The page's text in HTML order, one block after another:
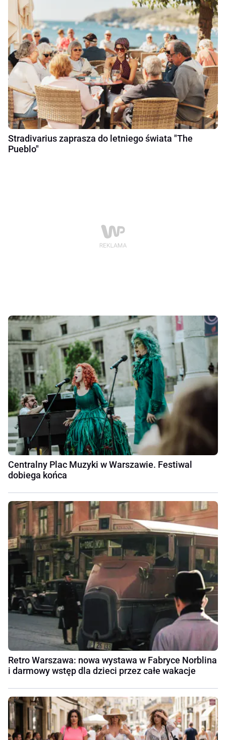
Stradivarius zaprasza do letniego świata "The
Pueblo"
Centralny Plac Muzyki w Warszawie. Festiwal
dobiega końca
Retro Warszawa: nowa wystawa w Fabryce Norblina
i darmowy wstęp dla dzieci przez całe wakacje